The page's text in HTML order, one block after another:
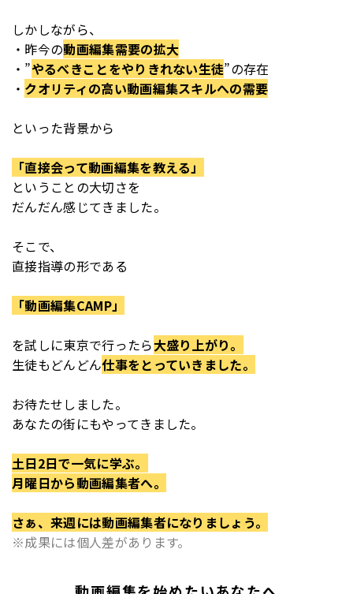
しかしながら、
・昨今の動画編集需要の拡大
・”やるべきことをやりきれない生徒”の存在
・ クオリティの高い動画編集スキルへの需要
といった背景から
「直接会って動画編集を教える」
ということの大切さを
だんだん感じてきました。
そこで、
直接指導の形である
「動画編集CAMP」
を試しに東京で行ったら大盛り上がり。
生徒もどんどん仕事をとっていきました。
お待たせしました。
あなたの街にもやってきました。
土日2日で一気に学ぶ。
月曜日から動画編集者へ。
さぁ、来週には動画編集者になりましょう。
※成果には個人差があります。